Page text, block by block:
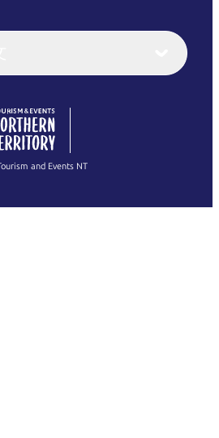
繁體中文
and Events NT